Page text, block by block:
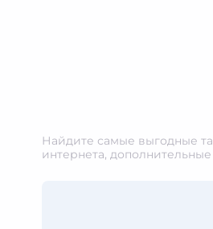
Найдите самые выгодные
интернета, дополнительные